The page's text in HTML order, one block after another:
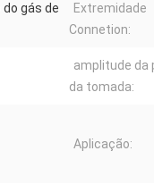
gás de
Extremidade
Connetion:
amplitude da
da tomada:
Aplicação: